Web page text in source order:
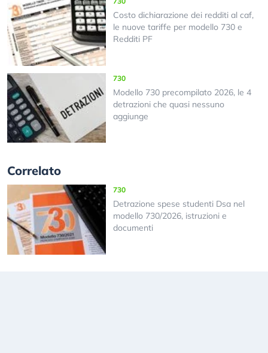
Costo dichiarazione dei redditi al caf,
le nuove tariffe per modello 730 e
Redditi PF
730
Modello 730 precompilato 2026, le 4
detrazioni che quasi nessuno
aggiunge
Correlato
730
Detrazione spese studenti Dsa nel
modello 730/2026, istruzioni e
documenti